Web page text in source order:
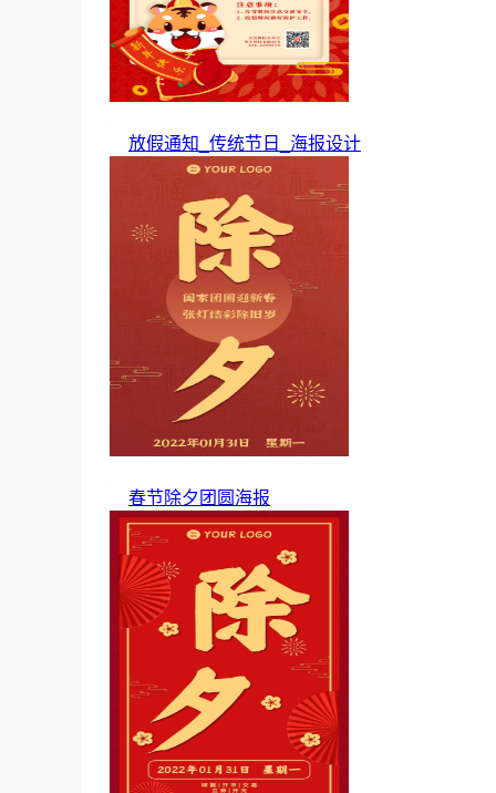
放假通知_传统节日_海报设计
春节除夕团圆海报